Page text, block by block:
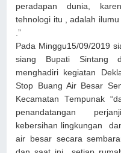
peradapan dunia,
tehnologi itu , adalah
.”
Pada Minggu15/09/2019
siang Bupati Sintang
menghadiri kegiatan
Stop Buang Air Besar
Kecamatan Tempunak
penandatangan
kebersihan lingkungan
air besar secara